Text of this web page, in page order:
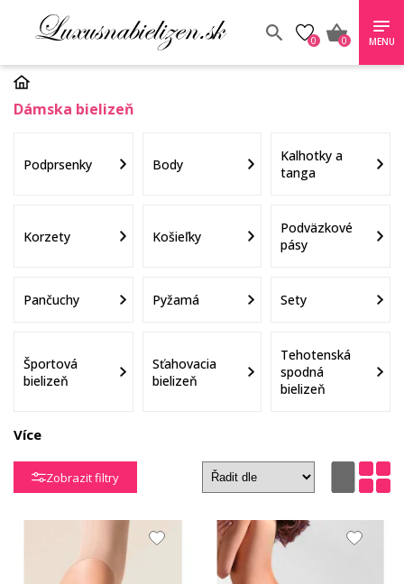
0 0 MENU
Dámska bielizeň
Podprsenky Body
Kalhotky a
tanga
Korzety Košieľky
Podväzkové
pásy
Pančuchy Pyžamá Sety
Športová
bielizeň
Sťahovacia
bielizeň
Tehotenská
spodná
bielizeň
Župany
XXL -
nadmerné
Více
Zobrazit filtry